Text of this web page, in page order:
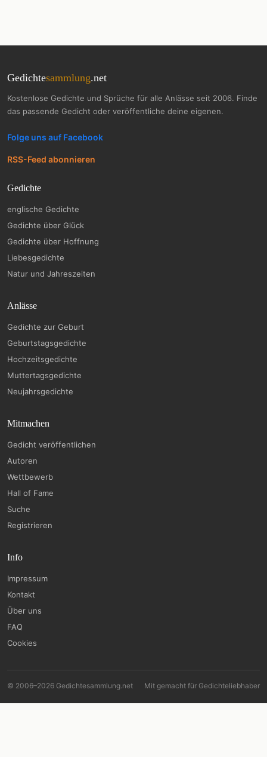
Gedichtesammlung.net
Kostenlose Gedichte und Sprüche für alle Anlässe seit 2006. Finde
das passende Gedicht oder veröffentliche deine eigenen.
Folge uns auf Facebook
RSS-Feed abonnieren
Gedichte
englische Gedichte
Gedichte über Glück
Gedichte über Hoffnung
Liebesgedichte
Natur und Jahreszeiten
Anlässe
Gedichte zur Geburt
Geburtstagsgedichte
Hochzeitsgedichte
Muttertagsgedichte
Neujahrsgedichte
Mitmachen
Gedicht veröffentlichen
Autoren
Wettbewerb
Hall of Fame
Suche
Registrieren
Info
Impressum
Kontakt
Über uns
FAQ
Cookies
© 2006–2026 Gedichtesammlung.net Mit gemacht für Gedichteliebhaber